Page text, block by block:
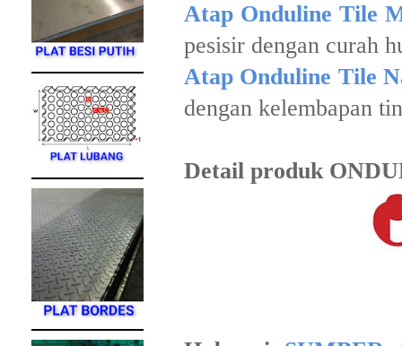
Atap Onduline Tile
pesisir dengan curah
Atap Onduline Tile
dengan kelembapan
Detail produk